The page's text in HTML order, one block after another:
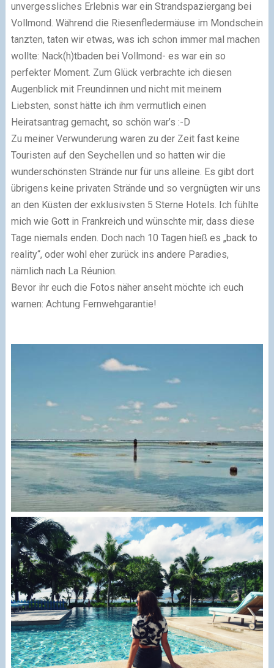
unvergessliches Erlebnis war ein Strandspaziergang bei
Vollmond. Während die Riesenfledermäuse im Mondschein
tanzten, taten wir etwas, was ich schon immer mal machen
wollte: Nack(h)tbaden bei Vollmond- es war ein so
perfekter Moment. Zum Glück verbrachte ich diesen
Augenblick mit Freundinnen und nicht mit meinem
Liebsten, sonst hätte ich ihm vermutlich einen
Heiratsantrag gemacht, so schön war’s :-D
Zu meiner Verwunderung waren zu der Zeit fast keine
Touristen auf den Seychellen und so hatten wir die
wunderschönsten Strände nur für uns alleine. Es gibt dort
übrigens keine privaten Strände und so vergnügten wir uns
an den Küsten der exklusivsten 5 Sterne Hotels. Ich fühlte
mich wie Gott in Frankreich und wünschte mir, dass diese
Tage niemals enden. Doch nach 10 Tagen hieß es „back to
reality“, oder wohl eher zurück ins andere Paradies,
nämlich nach La Réunion.
Bevor ihr euch die Fotos näher anseht möchte ich euch
warnen: Achtung Fernwehgarantie!